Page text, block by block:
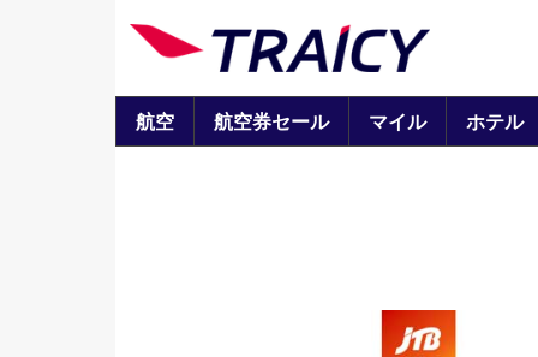
航空 航空券セール マイル ホテル